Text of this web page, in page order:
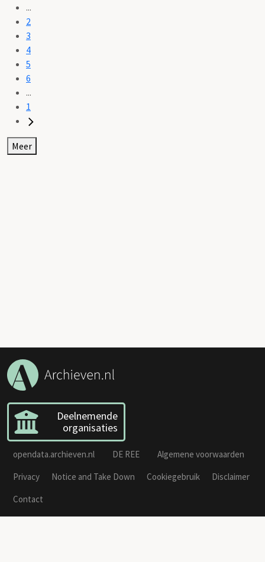
...
2
3
4
5
6
...
1
Meer
Deelnemende
organisaties
opendata.archieven.nl DE REE
Algemene voorwaarden
Privacy
Notice and Take Down Cookiegebruik
Disclaimer
Contact